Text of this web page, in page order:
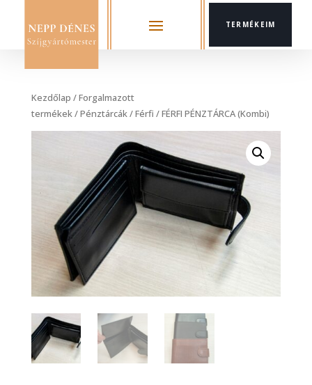
TERMÉKEIM
Kezdőlap /Forgalmazott
termékek/Pénztárcák/Férfi / FÉRFI PÉNZTÁRCA (Kombi)